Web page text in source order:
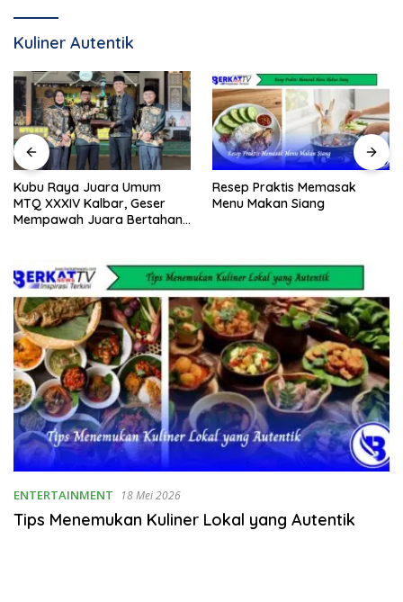
Kuliner Autentik
Kubu Raya Juara Umum
MTQ XXXIV Kalbar, Geser
Mempawah Juara Bertahan
Resep Praktis Memasak
Menu Makan Siang
ENTERTAINMENT 18 Mei 2026
Tips Menemukan Kuliner Lokal yang Autentik